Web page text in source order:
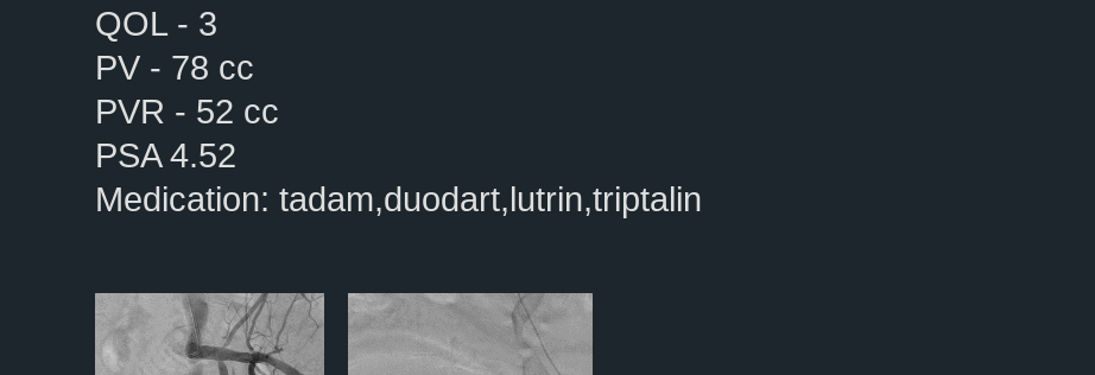
QOL - 3
PV - 78 cc
PVR - 52 cc
PSA 4.52
Medication: tadam,duodart,lutrin,triptalin